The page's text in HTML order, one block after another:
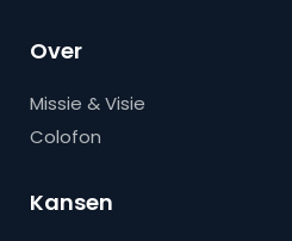
Over
Missie & Visie
Colofon
Kansen